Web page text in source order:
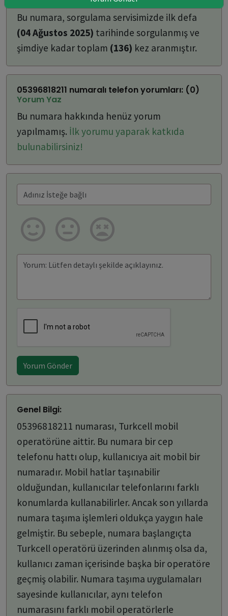
Bu numara, sorgulama servisimizde ilk defa
(04 Ağustos 2025) tarihinde sorgulanmış ve
şimdiye kadar toplam (136) kez aranmıştır.
05396818211 numaralı telefon yorumları: (0)
Yorum Yaz
Bu numara hakkında henüz yorum
yapılmamış. İlk yorumu yaparak katkıda
bulunabilirsiniz!
Yorum Gönder
Genel Bilgi:
05396818211 numarası, Turkcell mobil
operatörüne aittir. Bu numara bir cep
telefonu hattı olup, kullanıcıya ait mobil bir
numaradır. Mobil hatlar taşınabilir
olduğundan, kullanıcılar telefonlarını farklı
konumlarda kullanabilirler. Ancak son yıllarda
numara taşıma işlemleri oldukça yaygın hale
gelmiştir. Bu sebeple, numara başlangıçta
Turkcell operatörü üzerinden alınmış olsa da,
kullanıcı zaman içerisinde başka bir operatöre
geçmiş olabilir. Numara taşıma uygulamaları
sayesinde kullanıcılar, aynı telefon
numarasını farklı mobil operatörlerle